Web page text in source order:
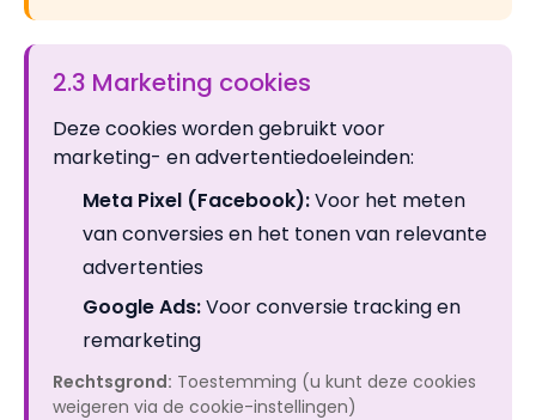
2.3 Marketing cookies
Deze cookies worden gebruikt voor
marketing- en advertentiedoeleinden:
Meta Pixel (Facebook):Voor het meten
van conversies en het tonen van relevante
advertenties
Google Ads:Voor conversie tracking en
remarketing
Rechtsgrond: Toestemming (u kunt deze cookies
weigeren via de cookie-instellingen)